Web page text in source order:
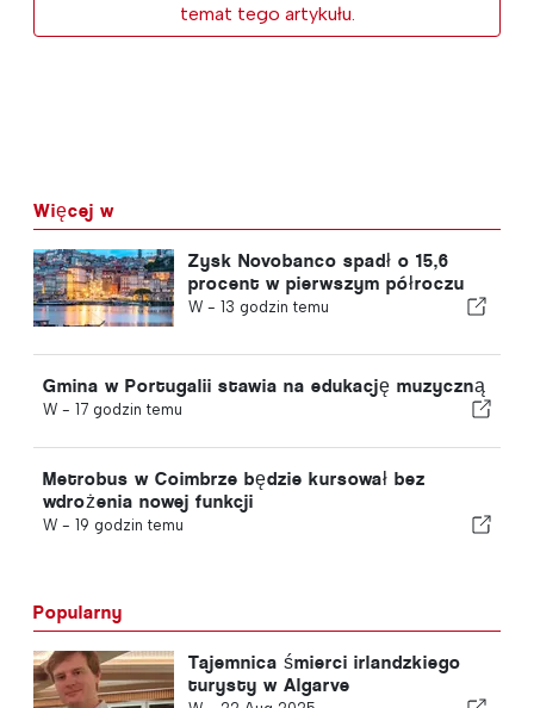
temat tego artykułu.
Więcej w
Zysk Novobanco spadł o 15,6
procent w pierwszym półroczu
W - 13 godzin temu
Gmina w Portugalii stawia na edukację muzyczną
W - 17 godzin temu
Metrobus w Coimbrze będzie kursował bez
wdrożenia nowej funkcji
W - 19 godzin temu
Popularny
Tajemnica śmierci irlandzkiego
turysty w Algarve